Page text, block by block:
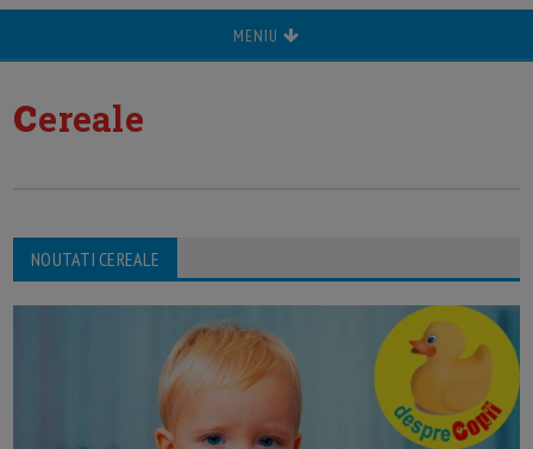
MENIU
cereale
NOUTATI CEREALE